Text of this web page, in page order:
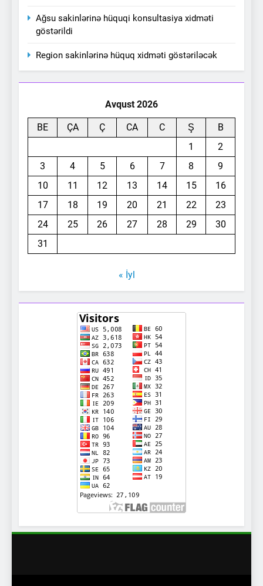
Ağsu sakinlərinə hüquqi konsultasiya xidməti
göstərildi
Region sakinlərinə hüquq xidməti göstəriləcək
Avqust 2026
BE ÇA Ç CA C Ş
B
1
2
3
4 5 6 7 8
9
10
11 12 13 14 15
16
17
18 19 20 21 22
23
24
25 26 27 28 29
30
31
« İyl